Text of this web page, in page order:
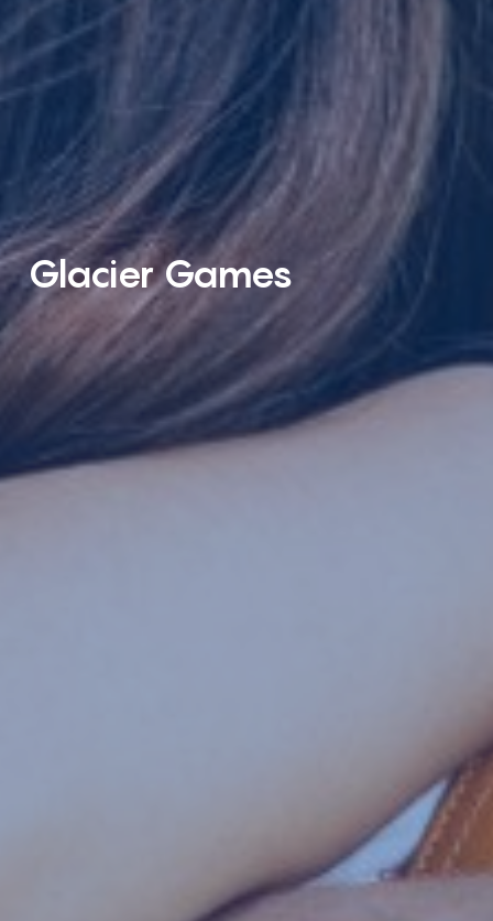
Glacier Games